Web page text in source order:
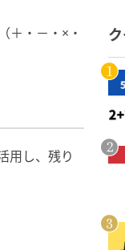
＋・－・×・
用し、残り